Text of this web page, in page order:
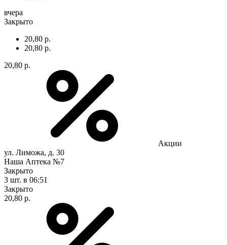
вчера
Закрыто
20,80 р.
20,80 р.
20,80 р.
Акции
ул. Лиможа, д. 30
Наша Аптека №7
Закрыто
3 шт. в 06:51
Закрыто
20,80 р.